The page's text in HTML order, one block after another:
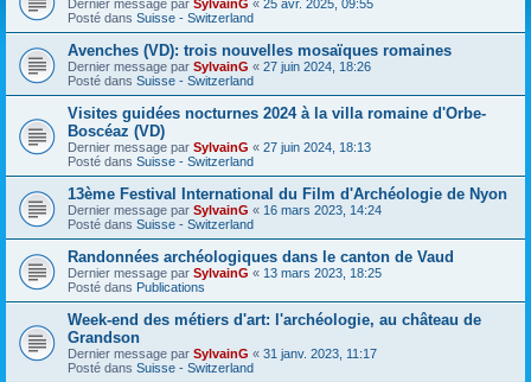
Dernier message par SylvainG « 25 avr. 2025, 09:55
Posté dans Suisse - Switzerland
Avenches (VD): trois nouvelles mosaïques romaines
Dernier message par SylvainG « 27 juin 2024, 18:26
Posté dans Suisse - Switzerland
Visites guidées nocturnes 2024 à la villa romaine d'Orbe-
Boscéaz (VD)
Dernier message par SylvainG « 27 juin 2024, 18:13
Posté dans Suisse - Switzerland
13ème Festival International du Film d'Archéologie de Nyon
Dernier message par SylvainG « 16 mars 2023, 14:24
Posté dans Suisse - Switzerland
Randonnées archéologiques dans le canton de Vaud
Dernier message par SylvainG « 13 mars 2023, 18:25
Posté dans Publications
Week-end des métiers d'art: l'archéologie, au château de
Grandson
Dernier message par SylvainG « 31 janv. 2023, 11:17
Posté dans Suisse - Switzerland